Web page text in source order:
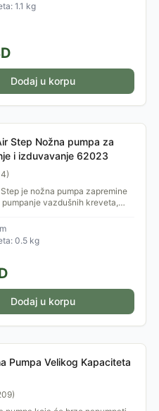
1.1 kg
Dodaj u korpu
Step Nožna pumpa za
i izduvavanje 62023
)
je nožna pumpa zapremine
vazdušnih kreveta,
Lako se...
0.5 kg
Dodaj u korpu
Pumpa Velikog Kapaciteta
)